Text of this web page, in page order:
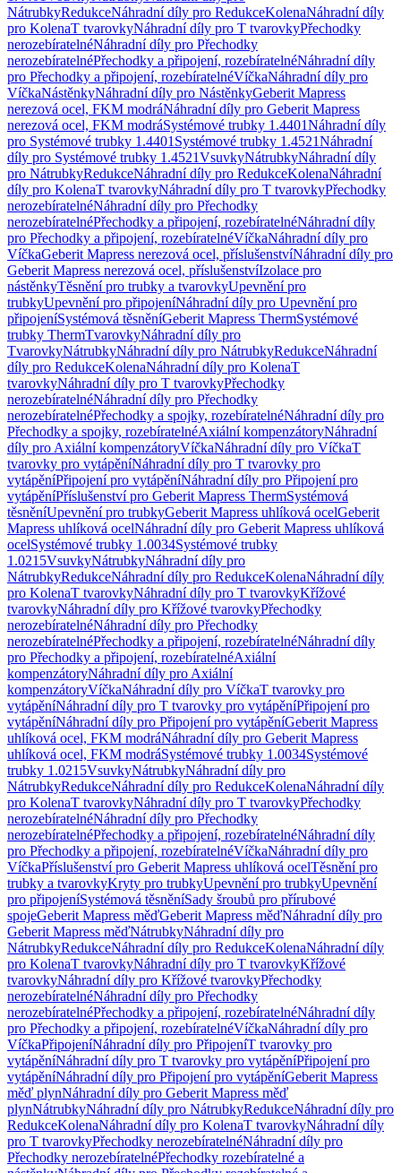
NátrubkyRedukceNáhradní díly pro RedukceKolenaNáhradní díly
pro KolenaT tvarovkyNáhradní díly pro T tvarovkyPřechodky
nerozebíratelnéNáhradní díly pro Přechodky
nerozebíratelnéPřechodky a připojení, rozebíratelnéNáhradní díly
pro Přechodky a připojení, rozebíratelnéVíčkaNáhradní díly pro
VíčkaNástěnkyNáhradní díly pro NástěnkyGeberit Mapress
nerezová ocel, FKM modráNáhradní díly pro Geberit Mapress
nerezová ocel, FKM modráSystémové trubky 1.4401Náhradní díly
pro Systémové trubky 1.4401 Systémové trubky 1.4521Náhradní
díly pro Systémové trubky 1.4521VsuvkyNátrubkyNáhradní díly
pro NátrubkyRedukceNáhradní díly pro RedukceKolenaNáhradní
díly pro KolenaT tvarovkyNáhradní díly pro T tvarovkyPřechodky
nerozebíratelnéNáhradní díly pro Přechodky
nerozebíratelnéPřechodky a připojení, rozebíratelnéNáhradní díly
pro Přechodky a připojení, rozebíratelnéVíčkaNáhradní díly pro
VíčkaGeberit Mapress nerezová ocel, příslušenstvíNáhradní díly pro
Geberit Mapress nerezová ocel, příslušenstvíIzolace pro
nástěnkyTěsnění pro trubky a tvarovkyUpevnění pro
trubkyUpevnění pro připojeníNáhradní díly pro Upevnění pro
připojeníSystémová těsněníGeberit Mapress ThermSystémové
trubky ThermTvarovkyNáhradní díly pro
TvarovkyNátrubkyNáhradní díly pro NátrubkyRedukceNáhradní
díly pro RedukceKolenaNáhradní díly pro KolenaT
tvarovkyNáhradní díly pro T tvarovkyPřechodky
nerozebíratelnéNáhradní díly pro Přechodky
nerozebíratelnéPřechodky a spojky, rozebíratelnéNáhradní díly pro
Přechodky a spojky, rozebíratelnéAxiální kompenzátoryNáhradní
díly pro Axiální kompenzátoryVíčkaNáhradní díly pro VíčkaT
tvarovky pro vytápěníNáhradní díly pro T tvarovky pro
vytápěníPřipojení pro vytápěníNáhradní díly pro Připojení pro
vytápěníPříslušenství pro Geberit Mapress ThermSystémová
těsněníUpevnění pro trubkyGeberit Mapress uhlíková ocelGeberit
Mapress uhlíková ocelNáhradní díly pro Geberit Mapress uhlíková
ocelSystémové trubky 1.0034Systémové trubky
1.0215VsuvkyNátrubkyNáhradní díly pro
NátrubkyRedukceNáhradní díly pro RedukceKolenaNáhradní díly
pro KolenaT tvarovkyNáhradní díly pro T tvarovkyKřížové
tvarovkyNáhradní díly pro Křížové tvarovkyPřechodky
nerozebíratelnéNáhradní díly pro Přechodky
nerozebíratelnéPřechodky a připojení, rozebíratelnéNáhradní díly
pro Přechodky a připojení, rozebíratelnéAxiální
kompenzátoryNáhradní díly pro Axiální
kompenzátoryVíčkaNáhradní díly pro VíčkaT tvarovky pro
vytápěníNáhradní díly pro T tvarovky pro vytápěníPřipojení pro
vytápěníNáhradní díly pro Připojení pro vytápěníGeberit Mapress
uhlíková ocel, FKM modráNáhradní díly pro Geberit Mapress
uhlíková ocel, FKM modráSystémové trubky 1.0034Systémové
trubky 1.0215VsuvkyNátrubkyNáhradní díly pro
NátrubkyRedukceNáhradní díly pro RedukceKolenaNáhradní díly
pro KolenaT tvarovkyNáhradní díly pro T tvarovkyPřechodky
nerozebíratelnéNáhradní díly pro Přechodky
nerozebíratelnéPřechodky a připojení, rozebíratelnéNáhradní díly
pro Přechodky a připojení, rozebíratelnéVíčkaNáhradní díly pro
VíčkaPříslušenství pro Geberit Mapress uhlíková ocelTěsnění pro
trubky a tvarovkyKryty pro trubkyUpevnění pro trubkyUpevnění
pro připojeníSystémová těsněníSady šroubů pro přírubové
spojeGeberit Mapress měďGeberit Mapress měďNáhradní díly pro
Geberit Mapress měďNátrubkyNáhradní díly pro
NátrubkyRedukceNáhradní díly pro RedukceKolenaNáhradní díly
pro KolenaT tvarovkyNáhradní díly pro T tvarovkyKřížové
tvarovkyNáhradní díly pro Křížové tvarovkyPřechodky
nerozebíratelnéNáhradní díly pro Přechodky
nerozebíratelnéPřechodky a připojení, rozebíratelnéNáhradní díly
pro Přechodky a připojení, rozebíratelnéVíčkaNáhradní díly pro
VíčkaPřipojeníNáhradní díly pro PřipojeníT tvarovky pro
vytápěníNáhradní díly pro T tvarovky pro vytápěníPřipojení pro
vytápěníNáhradní díly pro Připojení pro vytápěníGeberit Mapress
měď plynNáhradní díly pro Geberit Mapress měď
plynNátrubkyNáhradní díly pro NátrubkyRedukceNáhradní díly pro
RedukceKolenaNáhradní díly pro KolenaT tvarovkyNáhradní díly
pro T tvarovkyPřechodky nerozebíratelnéNáhradní díly pro
Přechodky nerozebíratelnéPřechodky rozebíratelné a